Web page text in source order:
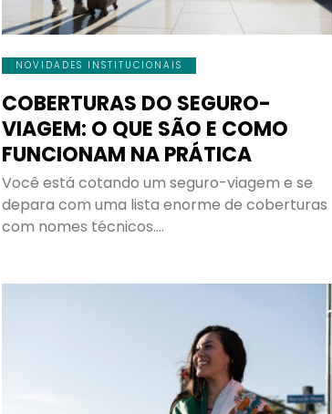
NOVIDADES INSTITUCIONAIS
COBERTURAS DO SEGURO-
VIAGEM: O QUE SÃO E COMO
FUNCIONAM NA PRÁTICA
Você está cotando um seguro-viagem e se
depara com uma lista enorme de coberturas
com nomes técnicos….